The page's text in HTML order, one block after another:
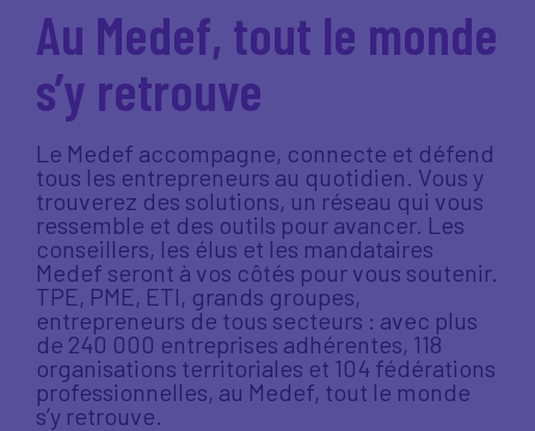
Au Medef, tout le monde
s’y retrouve
Le Medef accompagne, connecte et défend
tous les entrepreneurs au quotidien. Vous y
trouverez des solutions, un réseau qui vous
ressemble et des outils pour avancer. Les
conseillers, les élus et les mandataires
Medef seront à vos côtés pour vous soutenir.
TPE, PME, ETI, grands groupes,
entrepreneurs de tous secteurs : avec plus
de 240 000 entreprises adhérentes, 118
organisations territoriales et 104 fédérations
professionnelles, au Medef, tout le monde
s’y retrouve.